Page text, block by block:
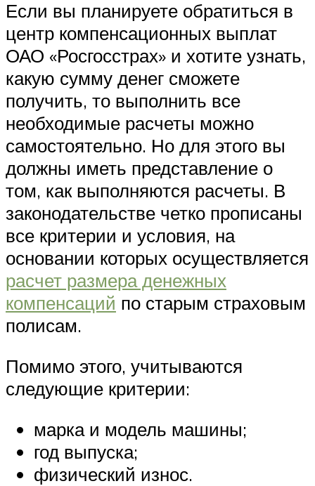
Если вы планируете обратиться в
центр компенсационных выплат
ОАО «Росгосстрах» и хотите узнать,
какую сумму денег сможете
получить, то выполнить все
необходимые расчеты можно
самостоятельно. Но для этого вы
должны иметь представление о
том, как выполняются расчеты. В
законодательстве четко прописаны
все критерии и условия, на
основании которых осуществляется
расчет размера денежных
компенсаций по старым страховым
полисам.
Помимо этого, учитываются
следующие критерии:
марка и модель машины;
год выпуска;
физический износ.